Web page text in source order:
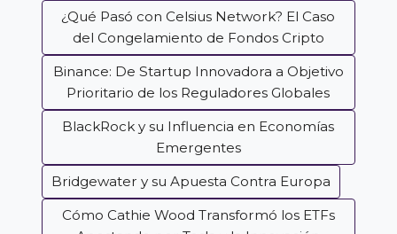
¿Qué Pasó con Celsius Network? El Caso
del Congelamiento de Fondos Cripto
Binance: De Startup Innovadora a Objetivo
Prioritario de los Reguladores Globales
BlackRock y su Influencia en Economías
Emergentes
Bridgewater y su Apuesta Contra Europa
Cómo Cathie Wood Transformó los ETFs